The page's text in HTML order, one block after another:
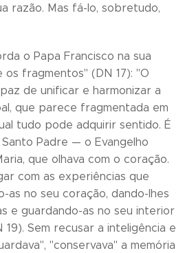
razão. Mas fá-lo, sobretudo,
o Papa Francisco na sua
os fragmentos" (DN 17): "O
de unificar e harmonizar a
que parece fragmentada em
tudo pode adquirir sentido. É
Padre — o Evangelho
que olhava com o coração.
com as experiências que
as no seu coração, dando-lhes
e guardando-as no seu interior
Sem recusar a inteligência e
"conservava" a memória